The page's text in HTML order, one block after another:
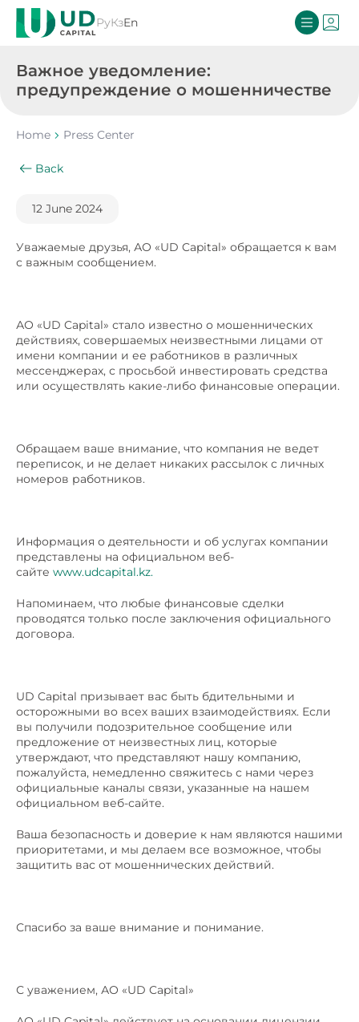
РуКзEn
Важное уведомление:
предупреждение о мошенничестве
Home Press Center
Back
12 June 2024
Уважаемые друзья, АО «UD Capital» обращается к вам
с важным сообщением.
АО «UD Capital» стало известно о мошеннических
действиях, совершаемых неизвестными лицами от
имени компании и ее работников в различных
мессенджерах, с просьбой инвестировать средства
или осуществлять какие-либо финансовые операции.
Обращаем ваше внимание, что компания не ведет
переписок, и не делает никаких рассылок с личных
номеров работников.
Информация о деятельности и об услугах компании
представлены на официальном веб-
сайте www.udcapital.kz.
Напоминаем, что любые финансовые сделки
проводятся только после заключения официального
договора.
UD Capital призывает вас быть бдительными и
осторожными во всех ваших взаимодействиях. Если
вы получили подозрительное сообщение или
предложение от неизвестных лиц, которые
утверждают, что представляют нашу компанию,
пожалуйста, немедленно свяжитесь с нами через
официальные каналы связи, указанные на нашем
официальном веб-сайте.
Ваша безопасность и доверие к нам являются нашими
приоритетами, и мы делаем все возможное, чтобы
защитить вас от мошеннических действий.
Спасибо за ваше внимание и понимание.
С уважением, АО «UD Capital»